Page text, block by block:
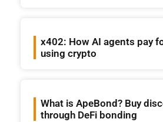
x402: How AI agents pay
using crypto
What is ApeBond? Buy
through DeFi bonding